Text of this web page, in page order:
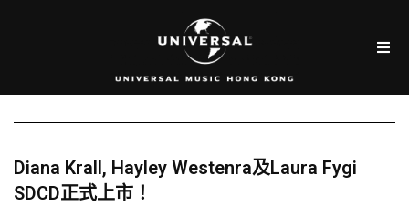
Diana Krall, Hayley Westenra及Laura Fygi
SDCD正式上市！